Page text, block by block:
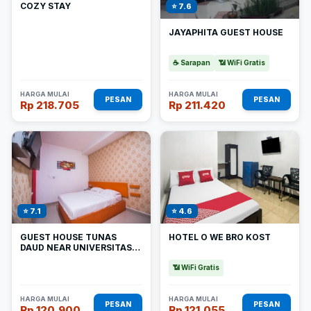
COZY STAY
HARGA MULAI
Rp 218.705 PESAN
⭐ 7.6
JAYAPHITA GUEST HOUSE
☕ Sarapan 📶 WiFi Gratis
HARGA MULAI
Rp 211.420 PESAN
⭐ 7.1
GUEST HOUSE TUNAS
DAUD NEAR UNIVERSITAS
HARGA MULAI
PESAN
⭐ 4.6
HOTEL O WE BRO KOST
📶 WiFi Gratis
HARGA MULAI
PESAN